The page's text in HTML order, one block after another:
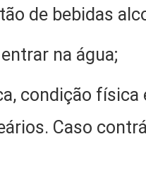
de bebidas
na água;
condição física
Caso